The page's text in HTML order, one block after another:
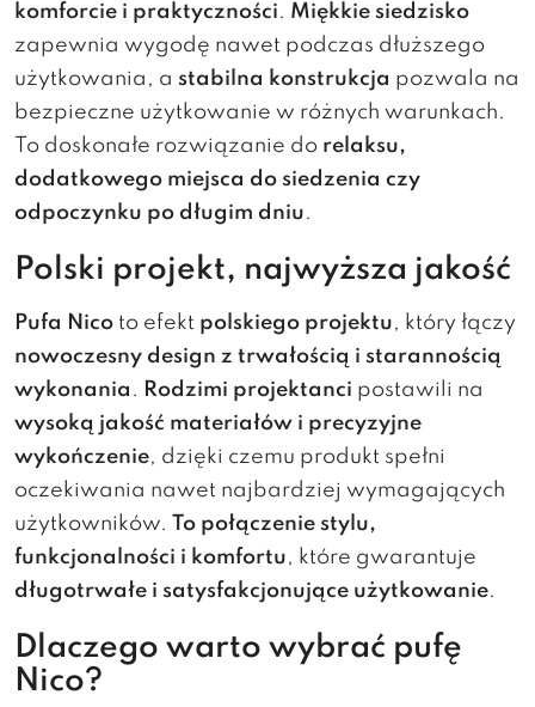
komforcie i praktyczności. Miękkie siedzisko
zapewnia wygodę nawet podczas dłuższego
użytkowania, a stabilna konstrukcja pozwala na
bezpieczne użytkowanie w różnych warunkach.
To doskonałe rozwiązanie do relaksu,
dodatkowego miejsca do siedzenia czy
odpoczynku po długim dniu.
Polski projekt, najwyższa jakość
Pufa Nico to efekt polskiego projektu, który łączy
nowoczesny design z trwałością i starannością
wykonania . Rodzimi projektanci postawili na
wysoką jakość materiałów i precyzyjne
wykończenie, dzięki czemu produkt spełni
oczekiwania nawet najbardziej wymagających
użytkowników. To połączenie stylu,
funkcjonalności i komfortu, które gwarantuje
długotrwałe i satysfakcjonujące użytkowanie.
Dlaczego warto wybrać pufę
Nico?